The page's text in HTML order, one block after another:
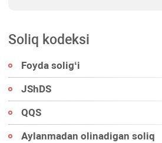
Soliq kodeksi
Foyda soligʻi
JShDS
QQS
Aylanmadan olinadigan soliq